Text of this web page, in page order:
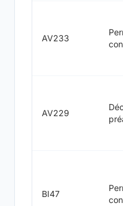
AV233
AV229
BI47